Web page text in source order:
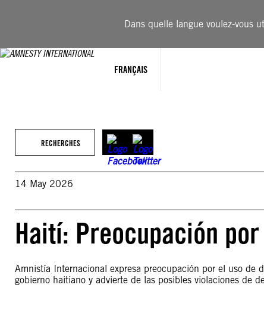
Dans quelle langue voulez-vous
FRANÇAIS
RECHERCHES
14 May 2026
Haití: Preocupación
Amnistía Internacional expresa preocupación por el uso de
gobierno haitiano y advierte de las posibles violaciones de